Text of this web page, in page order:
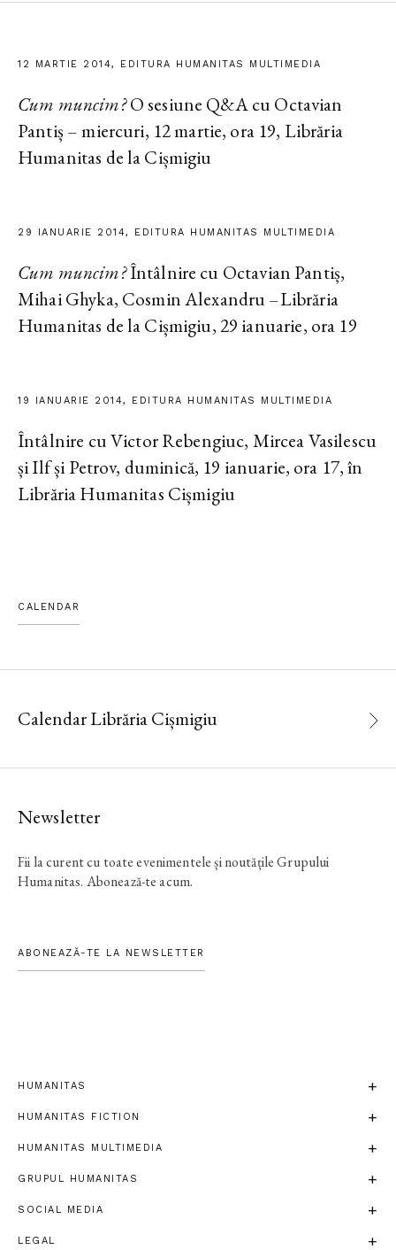
12 MARTIE 2014, EDITURA HUMANITAS MULTIMEDIA
Cum muncim?O sesiune Q&A cu Octavian
Pantiș – miercuri, 12 martie, ora 19, Librăria
Humanitas de la Cișmigiu
29 IANUARIE 2014, EDITURA HUMANITAS MULTIMEDIA
Cum muncim?Întâlnire cu Octavian Pantiș,
Mihai Ghyka, Cosmin Alexandru –Librăria
Humanitas de la Cișmigiu, 29 ianuarie, ora 19
19 IANUARIE 2014, EDITURA HUMANITAS MULTIMEDIA
Întâlnire cu Victor Rebengiuc, Mircea Vasilescu
și Ilf și Petrov, duminică, 19 ianuarie, ora 17, în
Librăria Humanitas Cișmigiu
CALENDAR
Calendar Librăria Cișmigiu
Newsletter
Fii la curent cu toate evenimentele și noutățile Grupului
Humanitas. Abonează-te acum.
ABONEAZĂ-TE LA NEWSLETTER
HUMANITAS
HUMANITAS FICTION
HUMANITAS MULTIMEDIA
GRUPUL HUMANITAS
SOCIAL MEDIA
LEGAL